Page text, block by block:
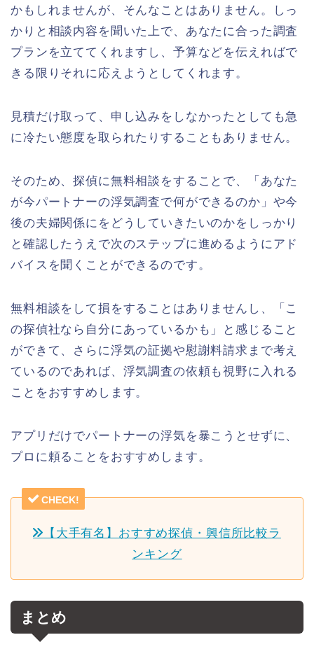
かもしれませんが、そんなことはありません。しっ
かりと相談内容を聞いた上で、あなたに合った調査
プランを立ててくれますし、予算などを伝えればで
きる限りそれに応えようとしてくれます。
見積だけ取って、申し込みをしなかったとしても急
に冷たい態度を取られたりすることもありません。
そのため、探偵に無料相談をすることで、「あなた
が今パートナーの浮気調査で何ができるのか」や今
後の夫婦関係にをどうしていきたいのかをしっかり
と確認したうえで次のステップに進めるようにアド
バイスを聞くことができるのです。
無料相談をして損をすることはありませんし、「こ
の探偵社なら自分にあっているかも」と感じること
ができて、さらに浮気の証拠や慰謝料請求まで考え
ているのであれば、浮気調査の依頼も視野に入れる
ことをおすすめします。
アプリだけでパートナーの浮気を暴こうとせずに、
プロに頼ることをおすすめします。
CHECK!
【大手有名】おすすめ探偵・興信所比較ラ
ンキング
まとめ